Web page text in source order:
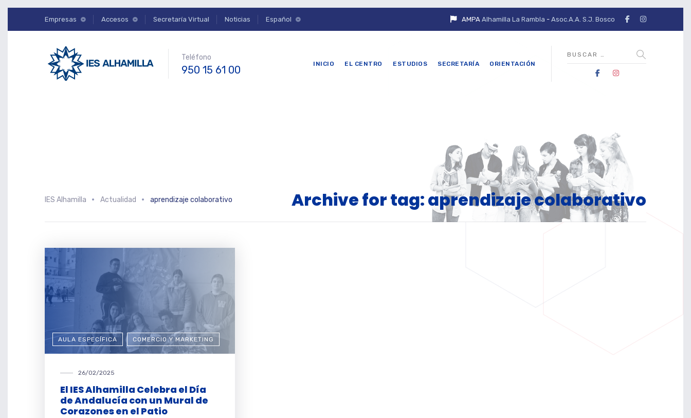
Empresas Accesos Secretaría Virtual Noticias Español AMPA Alhamilla La Rambla - Asoc.A.A. S.J. Bosco
Teléfono
950 15 61 00 INICIO EL CENTRO ESTUDIOS SECRETARÍA ORIENTACIÓN
Archive for tag: aprendizaje colaborativo
IES Alhamilla Actualidad aprendizaje colaborativo
AULA ESPECÍFICA COMERCIO Y MARKETING
26/02/2025
El IES Alhamilla Celebra el Día
de Andalucía con un Mural de
Corazones en el Patio